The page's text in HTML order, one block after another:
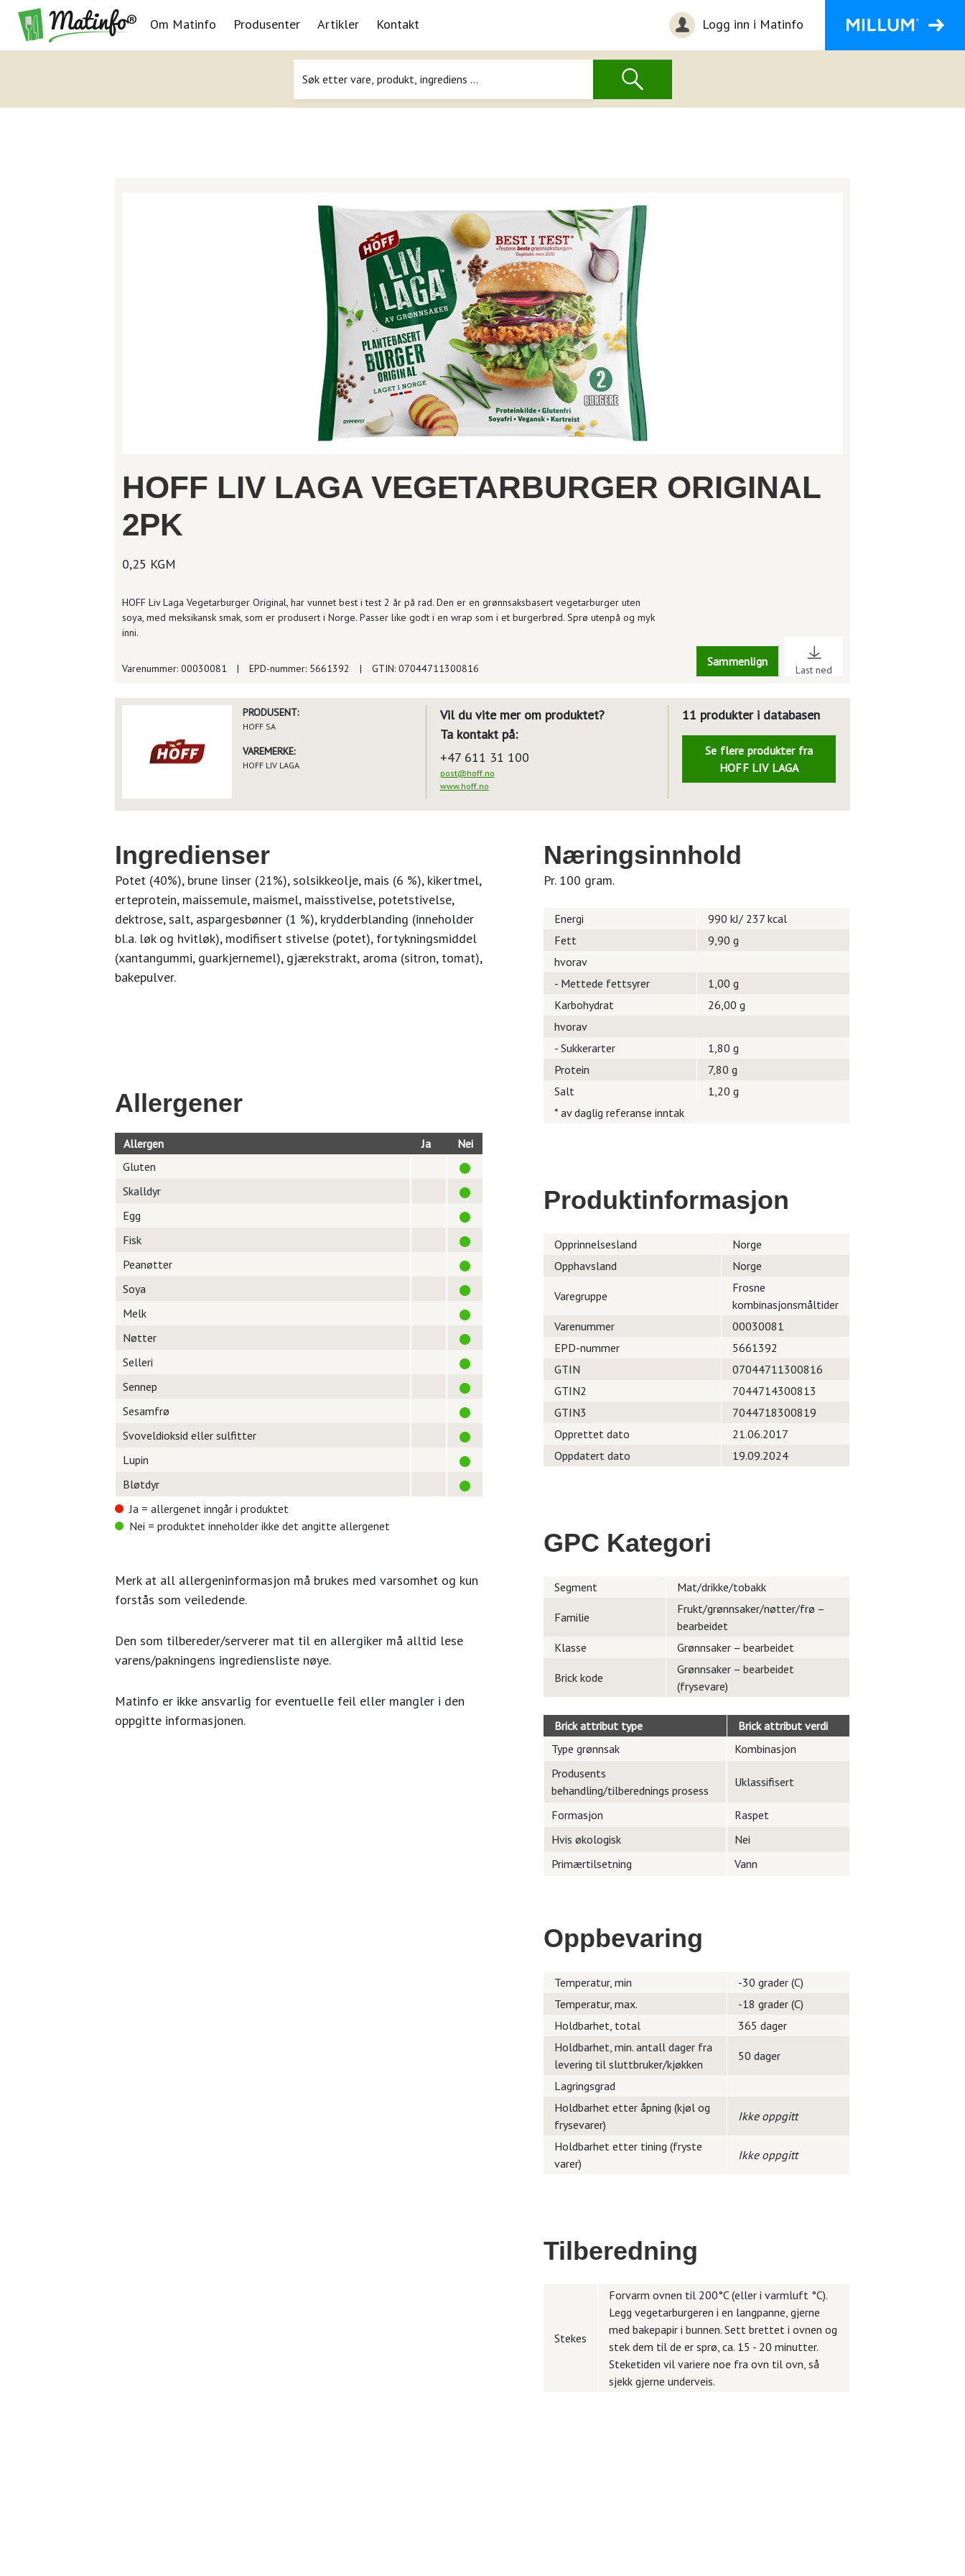
Navigasjon
Om Matinfo Produsenter Artikler Kontakt Logg inn i Matinfo
HOFF LIV LAGA VEGETARBURGER ORIGINAL
2PK
0,25 KGM
HOFF Liv Laga Vegetarburger Original, har vunnet best i test 2 år på rad. Den er en grønnsaksbasert vegetarburger uten
soya, med meksikansk smak, som er produsert i Norge. Passer like godt i en wrap som i et burgerbrød. Sprø utenpå og myk
inni.
Sammenlign
Last ned
Varenummer: 00030081 | EPD-nummer: 5661392 | GTIN: 07044711300816
PRODUSENT:
HOFF SA
VAREMERKE:
HOFF LIV LAGA
Vil du vite mer om produktet?
Ta kontakt på:
+47 611 31 100
post@hoff.no
www.hoff.no
11 produkter i databasen
Se flere produkter fra
HOFF LIV LAGA
Ingredienser
Potet (40%), brune linser (21%), solsikkeolje, mais (6 %), kikertmel,
erteprotein, maissemule, maismel, maisstivelse, potetstivelse,
dektrose, salt, aspargesbønner (1 %), krydderblanding (inneholder
bl.a. løk og hvitløk), modifisert stivelse (potet), fortykningsmiddel
(xantangummi, guarkjernemel), gjærekstrakt, aroma (sitron, tomat),
bakepulver.
Allergener
Allergen Ja
Nei
Gluten
Skalldyr
Egg
Fisk
Peanøtter
Soya
Melk
Nøtter
Selleri
Sennep
Sesamfrø
Svoveldioksid eller sulfitter
Lupin
Bløtdyr
Ja = allergenet inngår i produktet
Nei = produktet inneholder ikke det angitte allergenet
Merk at all allergeninformasjon må brukes med varsomhet og kun
forstås som veiledende.
Den som tilbereder/serverer mat til en allergiker må alltid lese
varens/pakningens ingrediensliste nøye.
Matinfo er ikke ansvarlig for eventuelle feil eller mangler i den
oppgitte informasjonen.
Næringsinnhold
Pr. 100 gram.
Energi
990 kJ/ 237 kcal
Fett
9,90 g
hvorav
- Mettede fettsyrer
1,00 g
Karbohydrat
26,00 g
hvorav
- Sukkerarter
1,80 g
Protein
7,80 g
Salt
1,20 g
* av daglig referanse inntak
Produktinformasjon
Opprinnelsesland
Norge
Opphavsland
Norge
Varegruppe
Frosne
kombinasjonsmåltider
Varenummer
00030081
EPD-nummer
5661392
GTIN
07044711300816
GTIN2
7044714300813
GTIN3
7044718300819
Opprettet dato
21.06.2017
Oppdatert dato
19.09.2024
GPC Kategori
Segment Mat/drikke/tobakk
Familie
Frukt/grønnsaker/nøtter/frø –
bearbeidet
Klasse
Grønnsaker – bearbeidet
Brick kode
Grønnsaker – bearbeidet
(frysevare)
Brick attribut type
Brick attribut verdi
Type grønnsak
Kombinasjon
Produsents
behandling/tilberednings prosess
Uklassifisert
Formasjon
Raspet
Hvis økologisk
Nei
Primærtilsetning
Vann
Oppbevaring
Temperatur, min
-30 grader (C)
Temperatur, max.
-18 grader (C)
Holdbarhet, total
365 dager
Holdbarhet, min. antall dager fra
levering til sluttbruker/kjøkken
50 dager
Lagringsgrad
Holdbarhet etter åpning (kjøl og
frysevarer)
Ikke oppgitt
Holdbarhet etter tining (fryste
varer)
Ikke oppgitt
Tilberedning
Stekes
Forvarm ovnen til 200°C (eller i varmluft °C).
Legg vegetarburgeren i en langpanne, gjerne
med bakepapir i bunnen. Sett brettet i ovnen og
stek dem til de er sprø, ca. 15 - 20 minutter.
Steketiden vil variere noe fra ovn til ovn, så
sjekk gjerne underveis.